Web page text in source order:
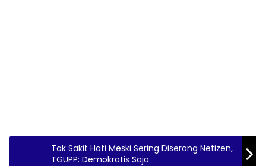
Tak Sakit Hati Meski Sering Diserang Netizen,
TGUPP: Demokratis Saja